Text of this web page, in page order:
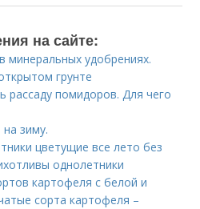
на сайте:
минеральных удобрениях.
грунте
рассаду помидоров. Для чего
зиму.
цветущие все лето без
однолетники
картофеля с белой и
сорта картофеля –